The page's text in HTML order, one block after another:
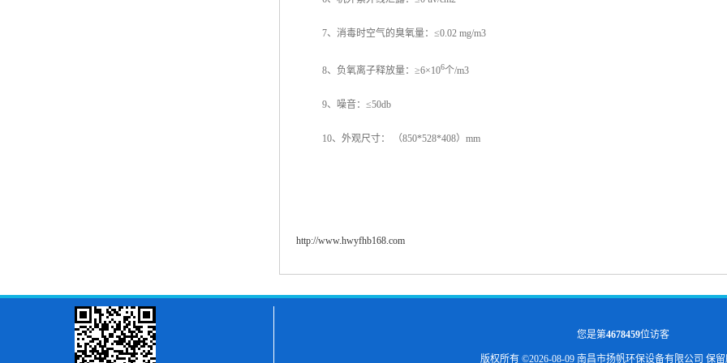
7、消毒时空气的臭氧量：≤0.02 mg/m3
8、负氧离子释放量：≥6×106个/m3
9、噪音：≤50db
10、外观尺寸： （850*528*408） mm
http://www.hwyfhb168.com
您是第4678459位访客
版权所有 ©2026-08-09 南昌市扬帆环保设备有限公司 保留